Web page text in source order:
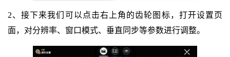
2、接下来我们可以点击右上角的齿轮图标，打开设置页
面，对分辨率、窗口模式、垂直同步等参数进行调整。